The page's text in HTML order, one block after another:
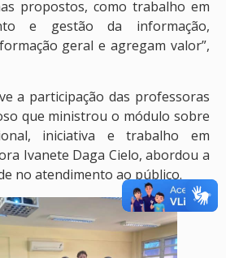
propostos, como trabalho em
e gestão da informação,
geral e agregam valor”,
a participação das professoras
que ministrou o módulo sobre
iniciativa e trabalho em
Ivanete Daga Cielo, abordou a
no atendimento ao público.